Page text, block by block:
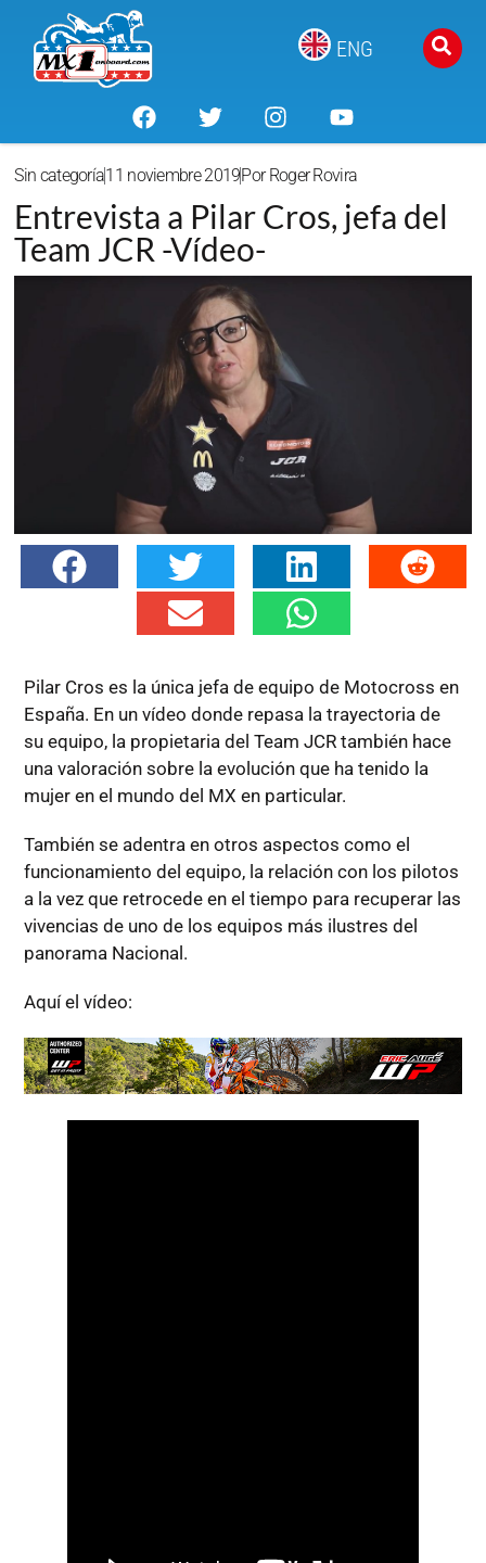
ENG
Sin categoría11 noviembre 2019PorRoger Rovira
Entrevista a Pilar Cros, jefa del
Team JCR -Vídeo-
Pilar Cros es la única jefa de equipo de Motocross en
España. En un vídeo donde repasa la trayectoria de
su equipo, la propietaria del Team JCR también hace
una valoración sobre la evolución que ha tenido la
mujer en el mundo del MX en particular.
También se adentra en otros aspectos como el
funcionamiento del equipo, la relación con los pilotos
a la vez que retrocede en el tiempo para recuperar las
vivencias de uno de los equipos más ilustres del
panorama Nacional.
Aquí el vídeo: